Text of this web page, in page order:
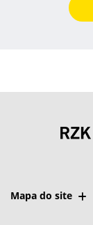
Mapa do site